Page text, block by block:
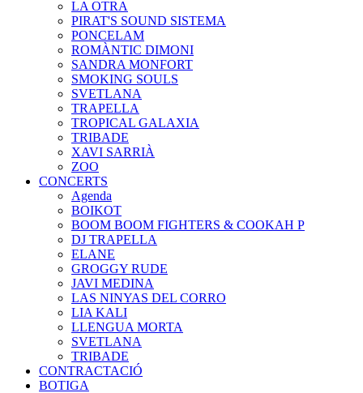
LA OTRA
PIRAT'S SOUND SISTEMA
PONCELAM
ROMÀNTIC DIMONI
SANDRA MONFORT
SMOKING SOULS
SVETLANA
TRAPELLA
TROPICAL GALAXIA
TRIBADE
XAVI SARRIÀ
ZOO
CONCERTS
Agenda
BOIKOT
BOOM BOOM FIGHTERS & COOKAH P
DJ TRAPELLA
ELANE
GROGGY RUDE
JAVI MEDINA
LAS NINYAS DEL CORRO
LIA KALI
LLENGUA MORTA
SVETLANA
TRIBADE
CONTRACTACIÓ
BOTIGA